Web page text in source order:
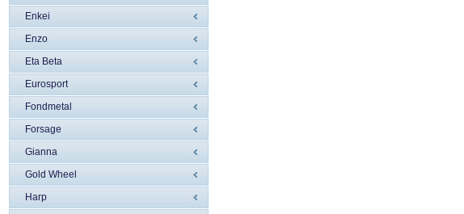
Enkei
Enzo
Eta Beta
Eurosport
Fondmetal
Forsage
Gianna
Gold Wheel
Harp